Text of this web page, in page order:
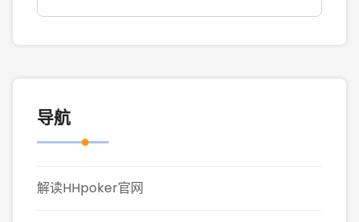
导航
解读HHpoker官网